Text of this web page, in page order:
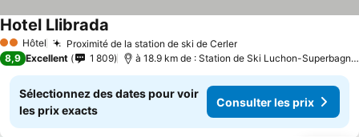
2 Étoiles
Hôtel Proximité de la station de ski de Cerler
Hotel Llibrada
8,9 Excellent 1 809 à 18.9 km de : Station de Ski Luchon-Superbagnères
Sélectionnez des dates pour voir
les prix exacts
Consulter les prix